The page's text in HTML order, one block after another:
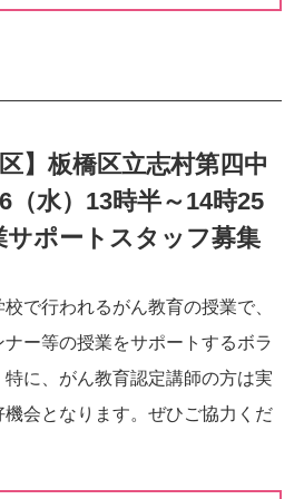
】板橋区立志村第四中
（水）13時半～14時25
サポートスタッフ募集
で行われるがん教育の授業で、
ー等の授業をサポートするボラ
に、がん教育認定講師の方は実
会となります。ぜひご協力くだ